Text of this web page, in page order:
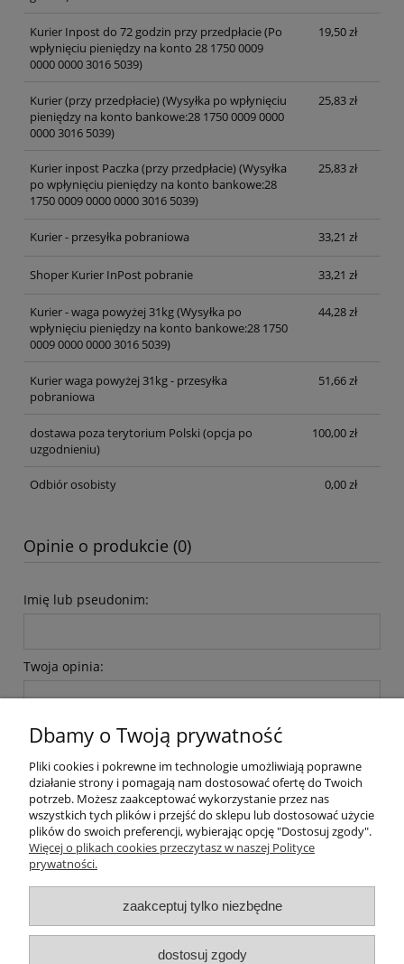
Kurier Inpost do 72 godzin przy przedpłacie(Po
wpłynięciu pieniędzy na konto 28 1750 0009
0000 0000 3016 5039)
19,50 zł
Kurier (przy przedpłacie)(Wysyłka po wpłynięciu
pieniędzy na konto bankowe:28 1750 0009 0000
0000 3016 5039)
25,83 zł
Kurier inpost Paczka (przy przedpłacie)(Wysyłka
po wpłynięciu pieniędzy na konto bankowe:28
1750 0009 0000 0000 3016 5039)
25,83 zł
Kurier - przesyłka pobraniowa 33,21 zł
Shoper Kurier InPost pobranie 33,21 zł
Kurier - waga powyżej 31kg(Wysyłka po
wpłynięciu pieniędzy na konto bankowe:28 1750
0009 0000 0000 3016 5039)
44,28 zł
Kurier waga powyżej 31kg - przesyłka
pobraniowa
51,66 zł
dostawa poza terytorium Polski (opcja po
uzgodnieniu)
100,00 zł
Odbiór osobisty 0,00 zł
Opinie o produkcie (0)
Imię lub pseudonim:
Twoja opinia:
Inteligentny dom ( POCKET HOME )
Promocje i transport gratis
Automatyka NOVATEK
Polityka prywatności Zwroty i reklamacje
Dbamy o Twoją prywatność
Pliki cookies i pokrewne im technologie umożliwiają poprawne
działanie strony i pomagają nam dostosować ofertę do Twoich
potrzeb. Możesz zaakceptować wykorzystanie przez nas
wszystkich tych plików i przejść do sklepu lub dostosować użycie
plików do swoich preferencji, wybierając opcję "Dostosuj zgody".
Więcej o plikach cookies przeczytasz w naszej Polityce
prywatności.
zaakceptuj tylko niezbędne
dostosuj zgody